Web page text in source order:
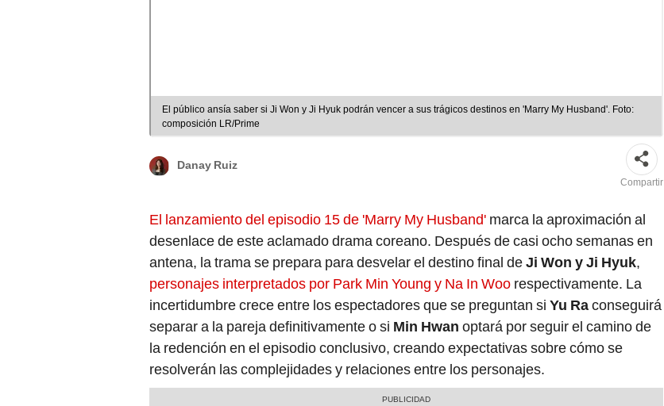
El público ansía saber si Ji Won y Ji Hyuk podrán vencer a sus trágicos destinos en 'Marry My Husband'. Foto:
composición LR/Prime
Danay Ruiz
Compartir
El lanzamiento del episodio 15 de 'Marry My Husband' marca la aproximación al
desenlace de este aclamado drama coreano. Después de casi ocho semanas en
antena, la trama se prepara para desvelar el destino final deJi Won y Ji Hyuk,
personajes interpretados por Park Min Young y Na In Woo respectivamente. La
incertidumbre crece entre los espectadores que se preguntan si Yu Raconseguirá
separar a la pareja definitivamente o si Min Hwan optará por seguir el camino de
la redención en el episodio conclusivo, creando expectativas sobre cómo se
resolverán las complejidades y relaciones entre los personajes.